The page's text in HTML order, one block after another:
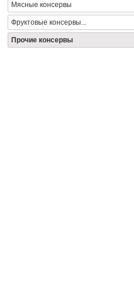
Мясные консервы
Фруктовые консервы...
Прочие консервы